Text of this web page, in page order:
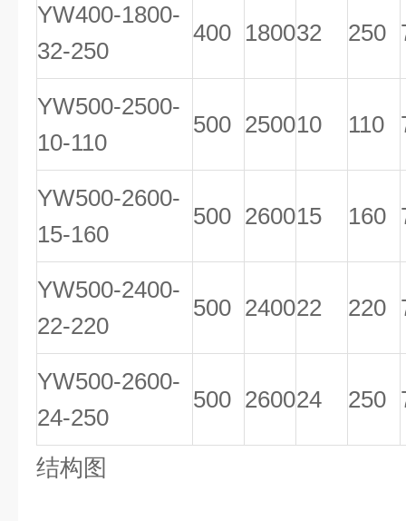
YW400-1800-
32-250
400 180032 250
YW500-2500-
10-110
500 250010 110
YW500-2600-
15-160
500 260015 160
YW500-2400-
22-220
500 240022 220
YW500-2600-
24-250
500 260024 250
结构图